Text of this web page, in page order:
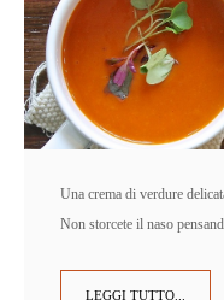
Una crema di verdure
Non storcete il naso
LEGGI TUTTO...